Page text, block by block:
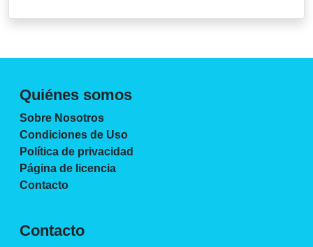
Quiénes somos
Sobre Nosotros
Condiciones de Uso
Política de privacidad
Página de licencia
Contacto
Contacto